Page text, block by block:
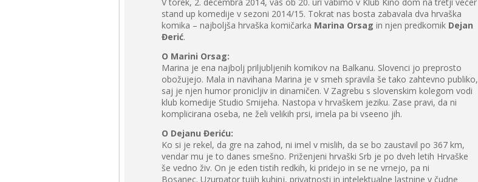
stand up komedije v sezoni 2014/15. Tokrat nas bosta zabavala dva hrvaška
komika – najboljša hrvaška komičarka Marina Orsag in njen predkomik Dejan
Đerić.
O Marini Orsag:
Marina je ena najbolj priljubljenih komikov na Balkanu. Slovenci jo preprosto
obožujejo. Mala in navihana Marina je v smeh spravila še tako zahtevno publiko,
saj je njen humor pronicljiv in dinamičen. V Zagrebu s slovenskim kolegom vodi
klub komedije Studio Smijeha. Nastopa v hrvaškem jeziku. Zase pravi, da ni
komplicirana oseba, ne želi velikih prsi, imela pa bi vseeno jih.
O Dejanu Đeriću:
Ko si je rekel, da gre na zahod, ni imel v mislih, da se bo zaustavil po 367 km,
vendar mu je to danes smešno. Priženjeni hrvaški Srb je po dveh letih Hrvaške
še vedno živ. On je eden tistih redkih, ki pridejo in se ne vrnejo, pa ni
Bosanec. Uzurpator tujih kuhinj, privatnosti in intelektualne lastnine v čudne